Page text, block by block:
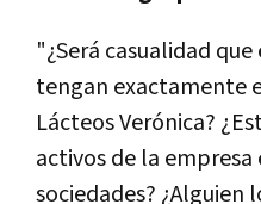
"¿Será casualidad
tengan exactamente
Lácteos Verónica?
activos de la empresa
sociedades? ¿Alguien